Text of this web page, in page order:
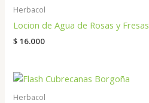
Herbacol
Locion de Agua de Rosas y Fresas
$ 16.000
Herbacol